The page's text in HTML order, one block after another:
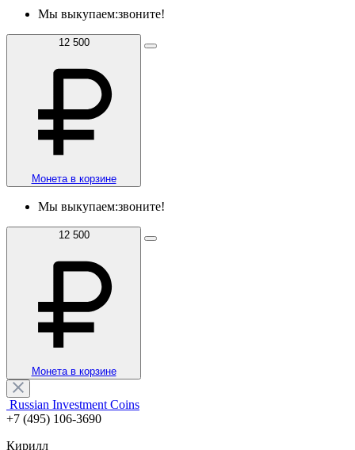
Мы выкупаем:звоните!
12 500
Монета в корзине
Мы выкупаем:звоните!
12 500
Монета в корзине
Russian Investment Coins
+7 (495) 106-3690
Кирилл